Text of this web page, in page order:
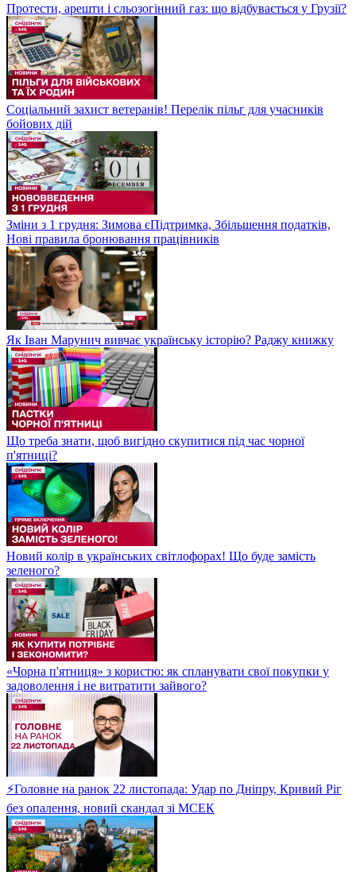
Протести, арешти і сльозогінний газ: що відбувається у Грузії?
Соціальний захист ветеранів! Перелік пільг для учасників
бойових дій
Зміни з 1 грудня: Зимова єПідтримка, Збільшення податків,
Нові правила бронювання працівників
Як Іван Марунич вивчає українську історію? Раджу книжку
Що треба знати, щоб вигідно скупитися під час чорної
п'ятниці?
Новий колір в українських світлофорах! Що буде замість
зеленого?
«Чорна п'ятниця» з користю: як спланувати свої покупки у
задоволення і не витратити зайвого?
⚡Головне на ранок 22 листопада: Удар по Дніпру, Кривий Ріг
без опалення, новий скандал зі МСЕК